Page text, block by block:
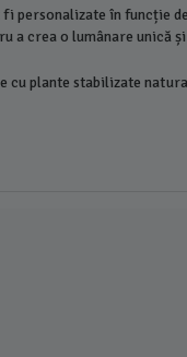
fi personalizate în funcție
a crea o lumânare unică
cu plante stabilizate